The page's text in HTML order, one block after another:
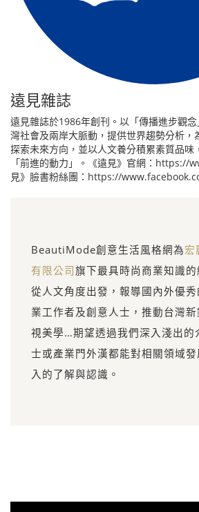
遠見雜誌
遠見雜誌於1986年創刊。以「傳播進步觀
灣社會及兩岸大脈動，提供世界趨勢分析，
探索未來方向，並以人文養分積累素質品味
「前進的動力」。《遠見》官網：https://
見》臉書粉絲團：https://
BeautiMode創意生活風格網為宏
有限公司旗下最具時尚商業知識
從人文角度出發，報導國內外優
業工作者及創意人士，推動台灣
視美學…期望透過我們深入淺出的
士或產業門外漢都能對相關領域
入的了解與認識。